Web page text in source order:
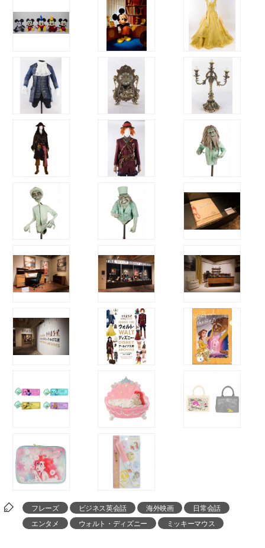
フレーズ ビジネス英会話 海外映画
日常会話
エンタメ
ウォルト・ディズニー ミッキーマウス